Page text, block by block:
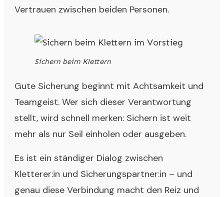
Vertrauen zwischen beiden Personen.
Sichern beim Klettern
Gute Sicherung beginnt mit Achtsamkeit und
Teamgeist. Wer sich dieser Verantwortung
stellt, wird schnell merken: Sichern ist weit
mehr als nur Seil einholen oder ausgeben.
Es ist ein ständiger Dialog zwischen
Kletterer:in und Sicherungspartner:in – und
genau diese Verbindung macht den Reiz und